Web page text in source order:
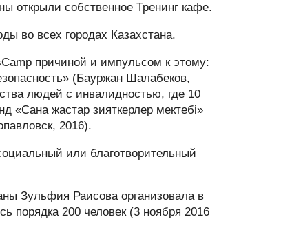
открыли собственное Тренинг кафе.
во всех городах Казахстана.
причиной и импульсом к этому:
(Бауржан Шалабеков,
людей с инвалидностью, где 10
«Сана жастар зияткерлер мектебі»
2016).
или благотворительный
Зульфия Раисова организовала в
порядка 200 человек (3 ноября 2016